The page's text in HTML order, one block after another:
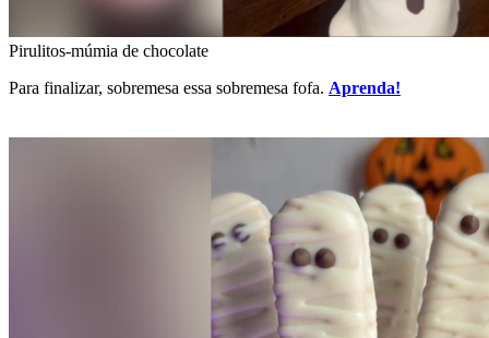
Pirulitos-múmia de chocolate
Para finalizar, sobremesa essa sobremesa fofa. Aprenda!